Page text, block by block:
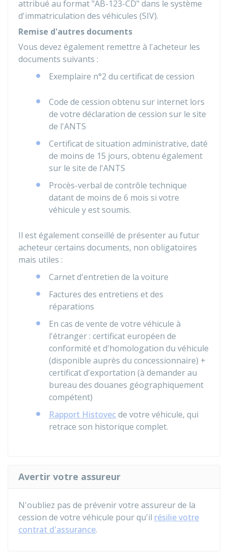
attribué au format "AB-123-CD" dans le système
d'immatriculation des véhicules (SIV).
Remise d'autres documents
Vous devez également remettre à l'acheteur les
documents suivants :
Exemplaire n°2 du certificat de cession
Code de cession obtenu sur internet lors
de votre déclaration de cession sur le site
de l'ANTS
Certificat de situation administrative, daté
de moins de 15 jours, obtenu également
sur le site de l'ANTS
Procès-verbal de contrôle technique
datant de moins de 6 mois si votre
véhicule y est soumis.
Il est également conseillé de présenter au futur
acheteur certains documents, non obligatoires
mais utiles :
Carnet d'entretien de la voiture
Factures des entretiens et des
réparations
En cas de vente de votre véhicule à
l'étranger : certificat européen de
conformité et d'homologation du véhicule
(disponible auprès du concessionnaire) +
certificat d'exportation (à demander au
bureau des douanes géographiquement
compétent)
Rapport Histovecde votre véhicule, qui
retrace son historique complet.
Avertir votre assureur
N'oubliez pas de prévenir votre assureur de la
cession de votre véhicule pour qu'il résilie votre
contrat d'assurance.